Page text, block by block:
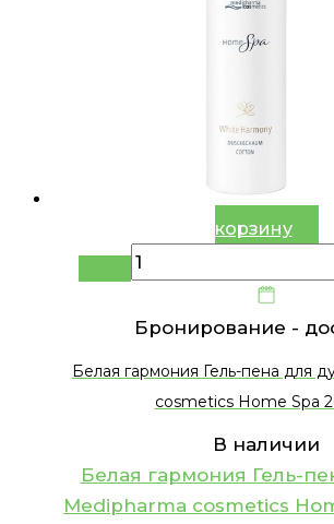
корзину
Бронирование -
Белая гармония Гель-пена для
cosmetics Home Spa
В наличии
Белая гармония Гель-
Medipharma cosmetics